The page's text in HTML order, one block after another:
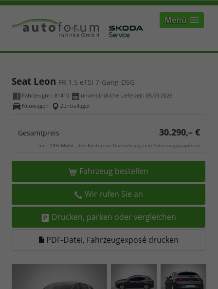
Menü
Seat Leon FR 1.5 eTSI 7-Gang-DSG
Fahrzeugnr.: 81410 unverbindliche Lieferzeit: 05.09.2026
Neuwagen
Zentrallager
Gesamtpreis 30.290,– €
incl. 19% MwSt., den Kosten für Überführung und Zulassungspapieren
Fahrzeug bestellen
Wir rufen Sie an
Drucken, parken oder vergleichen
PDF-Datei, Fahrzeugexposé drucken